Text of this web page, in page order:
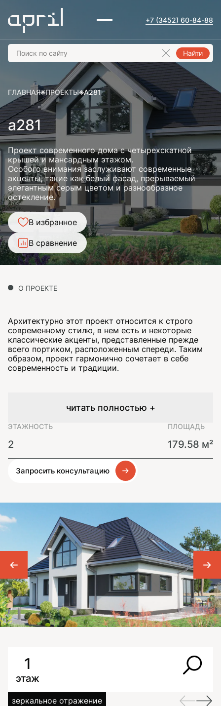
+7 (3452) 60-84-88
Найти
ГЛАВНАЯ ПРОЕКТЫ А281
а281
Проект современного дома с четырехскатной
крышей и мансардным этажом.
Особого внимания заслуживают современные
акценты, такие как белый фасад, прерываемый
элегантным серым цветом и разнообразное
остекление.
В избранное
В сравнение
О ПРОЕКТЕ
Архитектурно этот проект относится к строго
современному стилю, в нем есть и некоторые
классические акценты, представленные прежде
всего портиком, расположенным спереди. Таким
образом, проект гармонично сочетает в себе
современность и традиции.
читать полностью +
ЭТАЖНОСТЬ
2
ПЛОЩАДЬ
179.58 м²
Запросить консультацию
1
этаж
зеркальное отражение